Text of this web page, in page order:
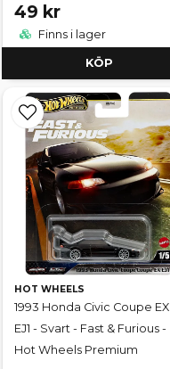
49 kr
Finns i lager
KÖP
HOT WHEELS
1993 Honda Civic Coupe EX
EJ1 - Svart - Fast & Furious -
Hot Wheels Premium